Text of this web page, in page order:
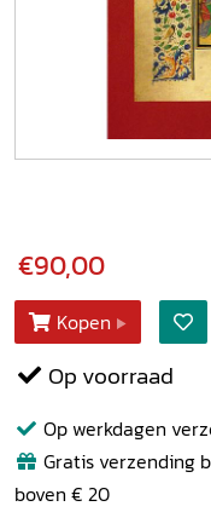
€90,00
Kopen
Op voorraad
Op werkdagen
Gratis verzending
boven € 20